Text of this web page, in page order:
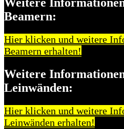
Weitere
Beamern:
Hier klicken und weitere
Beamern erhalten!
Weitere
Leinwänden:
Hier klicken und weitere
Leinwänden erhalten!